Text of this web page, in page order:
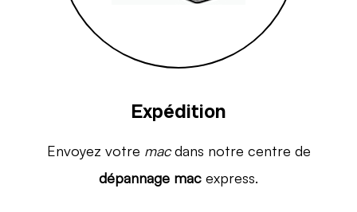
Expédition
Envoyez votre macdans notre centre de
dépannage mac express.